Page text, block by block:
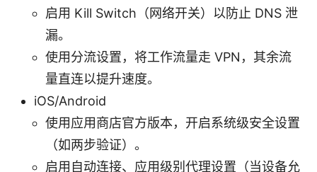
启用 Kill Switch（网络开关）以防止 DNS 泄
漏。
使用分流设置，将工作流量走 VPN，其余流
量直连以提升速度。
iOS/Android
使用应用商店官方版本，开启系统级安全设置
（如两步验证）。
启用自动连接、应用级别代理设置（当设备允